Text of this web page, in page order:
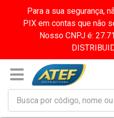
Para a sua segurança,
PIX em contas que não
Nosso CNPJ é: